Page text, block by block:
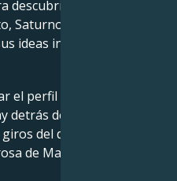
descubrir cómo
Saturno da forma a su
ideas innovadoras y
el perfil detallado del
detrás del talento,
del destino y
de Martin Sheen.